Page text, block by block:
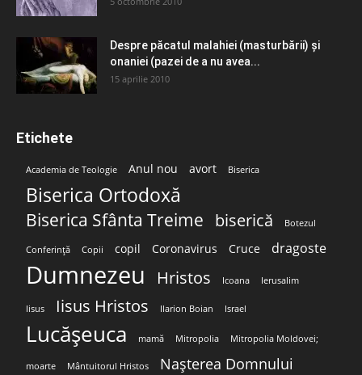
Despre păcatul malahiei (masturbării) şi
onaniei (pazei de a nu avea...
15 aprilie 2010
Etichete
Academia de Teologie Anul nou avort Biserica
Biserica Ortodoxă
Biserica Sfânta Treime biserică Botezul
Conferință Copii copil Coronavirus Cruce dragoste
Dumnezeu Hristos Icoana Ierusalim
Iisus Iisus Hristos Ilarion Boian Israel
Lucășeuca mamă Mitropolia Mitropolia Moldovei;
moarte Mântuitorul Hristos Nașterea Domnului